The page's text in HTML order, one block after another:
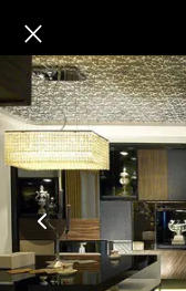
低調奢華
×